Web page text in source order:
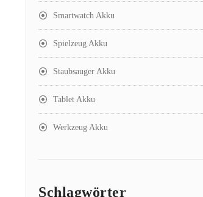
Smartwatch Akku
Spielzeug Akku
Staubsauger Akku
Tablet Akku
Werkzeug Akku
Schlagwörter